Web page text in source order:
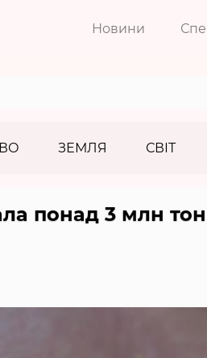
Новини
ЗЕМЛЯ СВІТ
понад 3 млн